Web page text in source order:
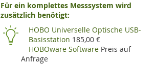
Für ein komplettes Messsystem wird
zusätzlich benötigt:
HOBO Universelle Optische USB-
Basisstation 185,00 €
HOBOware Software Preis auf
Anfrage